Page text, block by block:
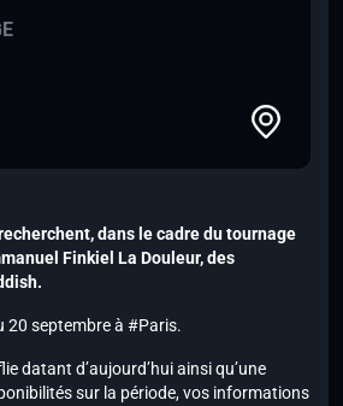
dans le cadre du tournage
Finkiel La Douleur, des
20 septembre à #Paris.
datant d’aujourd’hui ainsi qu’une
sur la période, vos informations